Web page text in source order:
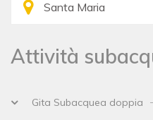
Attività
Gita Subacquea doppia